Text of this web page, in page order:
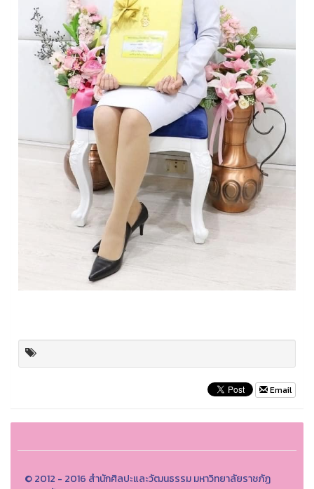
Email
© 2012 - 2016 สำนักศิลปะและวัฒนธรรม มหาวิทยาลัยราชภัฏ